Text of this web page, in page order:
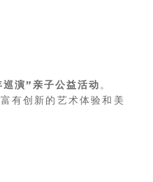
巡演”亲子公益活动 。
有创新的艺术体验和美